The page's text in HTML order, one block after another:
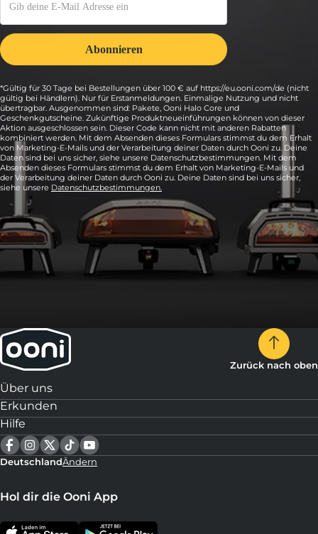
*Gültig für 30 Tage bei Bestellungen über 100 € auf https://eu.ooni.com/de (nicht
gültig bei Händlern). Nur für Erstanmeldungen. Einmalige Nutzung und nicht
übertragbar. Ausgenommen sind: Pakete, Ooni Halo Core und
Geschenkgutscheine. Zukünftige Produktneueinführungen können von dieser
Aktion ausgeschlossen sein. Dieser Code kann nicht mit anderen Rabatten
kombiniert werden. Mit dem Absenden dieses Formulars stimmst du dem Erhalt
von Marketing-E-Mails und der Verarbeitung deiner Daten durch Ooni zu. Deine
Daten sind bei uns sicher, siehe unsere Datenschutzbestimmungen. Mit dem
Absenden dieses Formulars stimmst du dem Erhalt von Marketing-E-Mails und
der Verarbeitung deiner Daten durch Ooni zu. Deine Daten sind bei uns sicher,
siehe unsere Datenschutzbestimmungen.
Zurück nach oben
Über uns
Erkunden
Hilfe
DeutschlandÄndern
Hol dir die Ooni App